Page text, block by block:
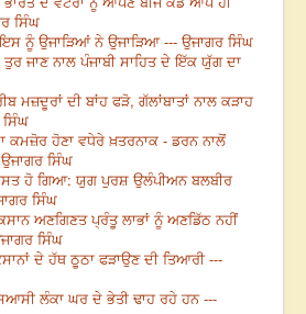
ਸਿੰਘ
ਇਸ ਨੂੰ ਉਜਾੜਿਆਂ ਨੇ ਉਜਾੜਿਆ --- ਉਜਾਗਰ ਸਿੰਘ
ਤੁਰ ਜਾਣ ਨਾਲ ਪੰਜਾਬੀ ਸਾਹਿਤ ਦੇ ਇੱਕ ਯੁੱਗ ਦਾ
ਮਜ਼ਦੂਰਾਂ ਦੀ ਬਾਂਹ ਫੜੋ, ਗੱਲਾਂਬਾਤਾਂ ਨਾਲ ਕੜਾਹ
ਸਿੰਘ
ਕਮਜ਼ੋਰ ਹੋਣਾ ਵਧੇਰੇ ਖ਼ਤਰਨਾਕ - ਡਰਨ ਨਾਲੋਂ
ਸਿੰਘ
ਹੋ ਗਿਆ: ਯੁਗ ਪੁਰਸ਼ ਉਲੰਪੀਅਨ ਬਲਬੀਰ
ਸਿੰਘ
ਅਣਗਿਣਤ ਪ੍ਰੰਤੂ ਲਾਭਾਂ ਨੂੰ ਅਣਡਿੱਠ ਨਹੀਂ
ਸਿੰਘ
ਦੇ ਹੱਥ ਠੂਠਾ ਫੜਾਉਣ ਦੀ ਤਿਆਰੀ ---
ਲੰਕਾ ਘਰ ਦੇ ਭੇਤੀ ਢਾਹ ਰਹੇ ਹਨ ---